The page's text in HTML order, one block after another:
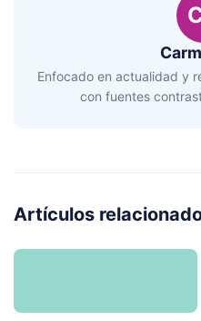
Enfocado en actualidad y
con fuentes
Artículos